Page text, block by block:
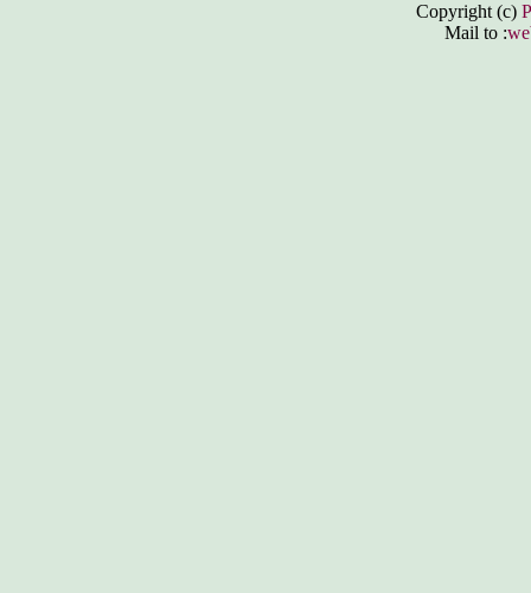
Copyright (c)
Mail to :